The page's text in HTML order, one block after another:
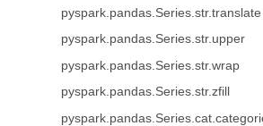
pyspark.pandas.Series.str.translate
pyspark.pandas.Series.str.upper
pyspark.pandas.Series.str.wrap
pyspark.pandas.Series.str.zfill